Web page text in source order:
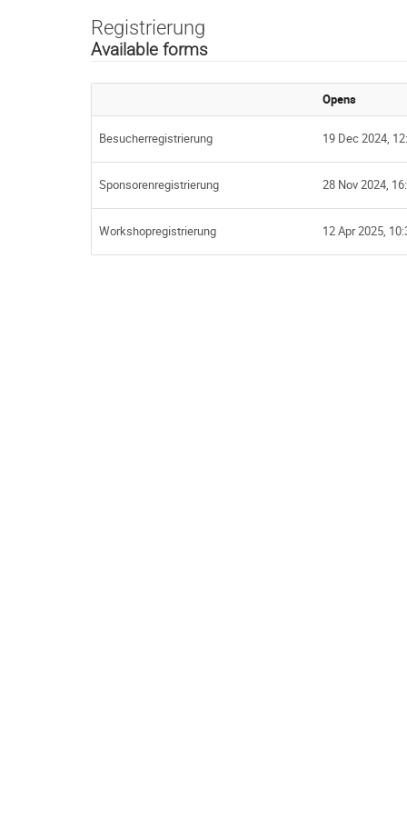
Registrierung
Available forms
Opens
Besucherregistrierung 19 Dec 2024,
Sponsorenregistrierung 28 Nov 2024,
Workshopregistrierung 12 Apr 2025,